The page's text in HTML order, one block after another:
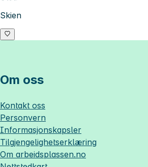
Skien
Om oss
Kontakt oss
Personvern
Informasjonskapsler
Tilgjengelighetserklæring
Om arbeidsplassen.no